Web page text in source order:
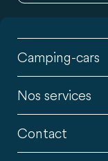
Camping-cars
Nos services
Contact